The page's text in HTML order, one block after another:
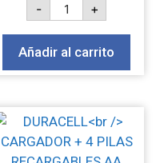
- +
Añadir al carrito